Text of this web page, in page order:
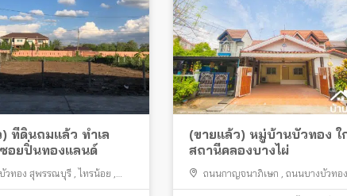
ที่ดินถมแล้ว ทำเล
อยปิ่นทองแลนด์
วทอง สุพรรณบุรี ไทรน้อย
(ขายแล้ว) หมู่บ้านบัวทอง ใ
สถานีคลองบางไผ่
ถนนกาญจนาภิเษก
ถนนบางบัวทอง
สุพรรณบุรี , คลองถนน , บางใหญ่